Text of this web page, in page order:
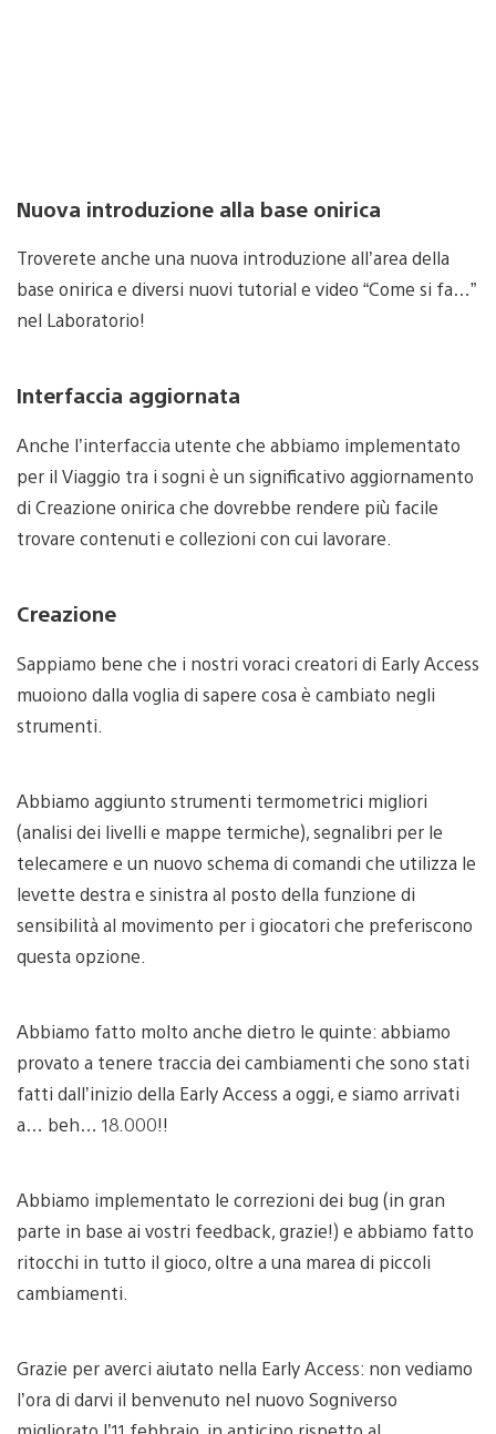
Nuova introduzione alla base onirica
Troverete anche una nuova introduzione all’area della
base onirica e diversi nuovi tutorial e video “Come si fa…”
nel Laboratorio!
Interfaccia aggiornata
Anche l’interfaccia utente che abbiamo implementato
per il Viaggio tra i sogni è un significativo aggiornamento
di Creazione onirica che dovrebbe rendere più facile
trovare contenuti e collezioni con cui lavorare.
Creazione
Sappiamo bene che i nostri voraci creatori di Early Access
muoiono dalla voglia di sapere cosa è cambiato negli
strumenti.
Abbiamo aggiunto strumenti termometrici migliori
(analisi dei livelli e mappe termiche), segnalibri per le
telecamere e un nuovo schema di comandi che utilizza le
levette destra e sinistra al posto della funzione di
sensibilità al movimento per i giocatori che preferiscono
questa opzione.
Abbiamo fatto molto anche dietro le quinte: abbiamo
provato a tenere traccia dei cambiamenti che sono stati
fatti dall’inizio della Early Access a oggi, e siamo arrivati
a… beh… 18.000!!
Abbiamo implementato le correzioni dei bug (in gran
parte in base ai vostri feedback, grazie!) e abbiamo fatto
ritocchi in tutto il gioco, oltre a una marea di piccoli
cambiamenti.
Grazie per averci aiutato nella Early Access: non vediamo
l’ora di darvi il benvenuto nel nuovo Sogniverso